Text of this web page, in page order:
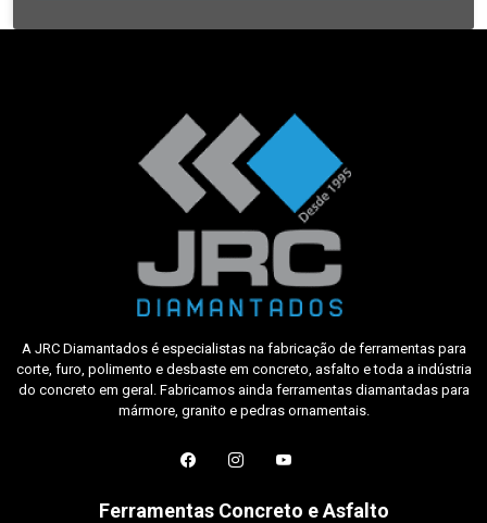
A JRC Diamantados é especialistas na fabricação de ferramentas para
corte, furo, polimento e desbaste em concreto, asfalto e toda a indústria
do concreto em geral. Fabricamos ainda ferramentas diamantadas para
mármore, granito e pedras ornamentais.
Ferramentas Concreto e Asfalto